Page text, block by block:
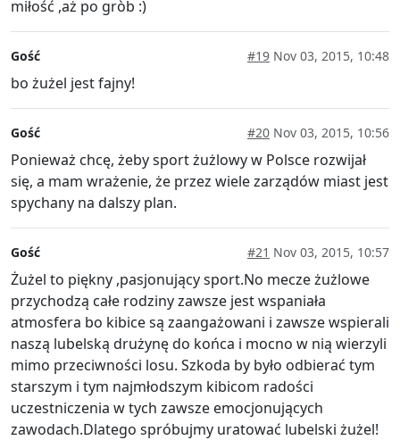
miłość ,aż po gròb :)
Gość #19 Nov 03, 2015, 10:48
bo żużel jest fajny!
Gość #20 Nov 03, 2015, 10:56
Ponieważ chcę, żeby sport żużlowy w Polsce rozwijał
się, a mam wrażenie, że przez wiele zarządów miast jest
spychany na dalszy plan.
Gość #21 Nov 03, 2015, 10:57
Żużel to piękny ,pasjonujący sport.No mecze żużlowe
przychodzą całe rodziny zawsze jest wspaniała
atmosfera bo kibice są zaangażowani i zawsze wspierali
naszą lubelską drużynę do końca i mocno w nią wierzyli
mimo przeciwności losu. Szkoda by było odbierać tym
starszym i tym najmłodszym kibicom radości
uczestniczenia w tych zawsze emocjonujących
zawodach.Dlatego spróbujmy uratować lubelski żużel!